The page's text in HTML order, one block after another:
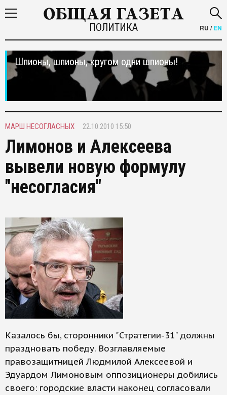
ПОЛИТИКА RU /EN
Шпионы, шпионы, кругом одни шпионы!
МАРШ НЕСОГЛАСНЫХ 22.10.2010 15:50
Лимонов и Алексеева
вывели новую формулу
"несогласия"
Казалось бы, сторонники "Стратегии-31" должны
праздновать победу. Возглавляемые
правозащитницей Людмилой Алексеевой и
Эдуардом Лимоновым оппозиционеры добились
своего: городские власти наконец согласовали